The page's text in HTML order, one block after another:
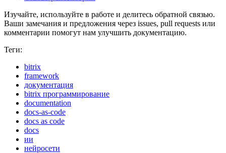
Изучайте, используйте в работе и делитесь обратной связью.
Ваши замечания и предложения через issues, pull requests или
комментарии помогут нам улучшить документацию.
Теги:
bitrix
framework
документация
bitrix программирование
documentation
docs-as-code
docs as code
docs
ии
нейросети